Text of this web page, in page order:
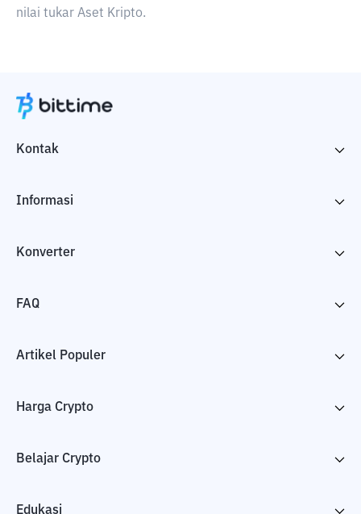
nilai tukar Aset Kripto.
Kontak
Informasi
Konverter
FAQ
Artikel Populer
Harga Crypto
Belajar Crypto
Edukasi